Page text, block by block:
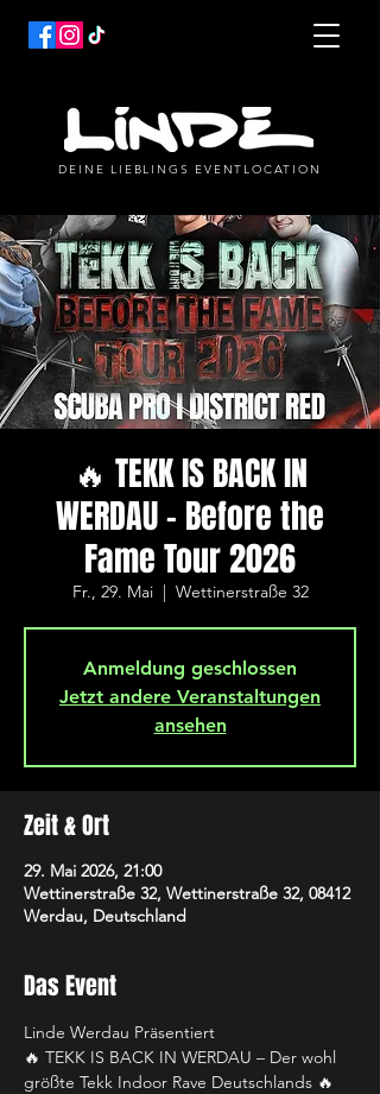
DEINE LIEBLINGS EVENTLOCATION
🔥 TEKK IS BACK IN
WERDAU - Before the
Fame Tour 2026
Fr., 29. Mai
  |
Wettinerstraße 32
Anmeldung geschlossen
Jetzt andere Veranstaltungen
ansehen
Zeit & Ort
29. Mai 2026, 21:00
Wettinerstraße 32, Wettinerstraße 32, 08412
Werdau, Deutschland
Das Event
Linde Werdau Präsentiert
🔥 TEKK IS BACK IN WERDAU – Der wohl
größte Tekk Indoor Rave Deutschlands 🔥